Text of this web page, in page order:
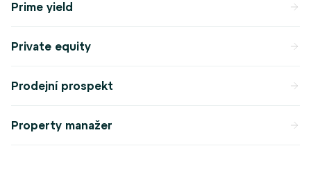
Prime yield
Private equity
Prodejní prospekt
Property manažer